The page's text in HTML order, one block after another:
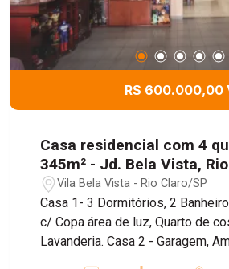
R$ 600.000,00
Casa residencial com 4
345m² - Jd. Bela Vista,
Vila Bela Vista - Rio Claro/SP
Casa 1- 3 Dormitórios, 2
c/ Copa área de luz, Quarto de
Lavanderia. Casa 2 - Garagem, Amplo quintal,